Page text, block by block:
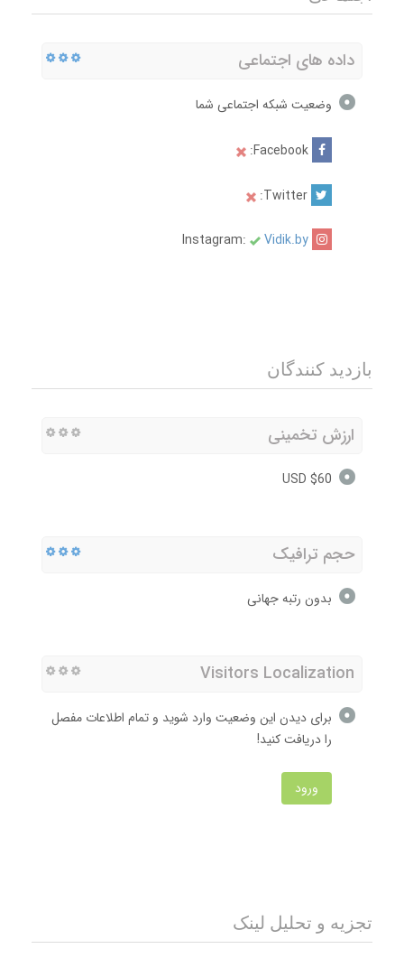
داده های اجتماعی
وضعیت شبکه اجتماعی شما
Vidik.by
بازدید کنندگان
ارزش تخمینی
$60 USD
حجم ترافیک
بدون رتبه جهانی
Visitors Localization
برای دیدن این وضعیت وارد شوید و تمام اطلاعات مفصل
را دریافت کنید!
ورود
تجزیه و تحلیل لینک